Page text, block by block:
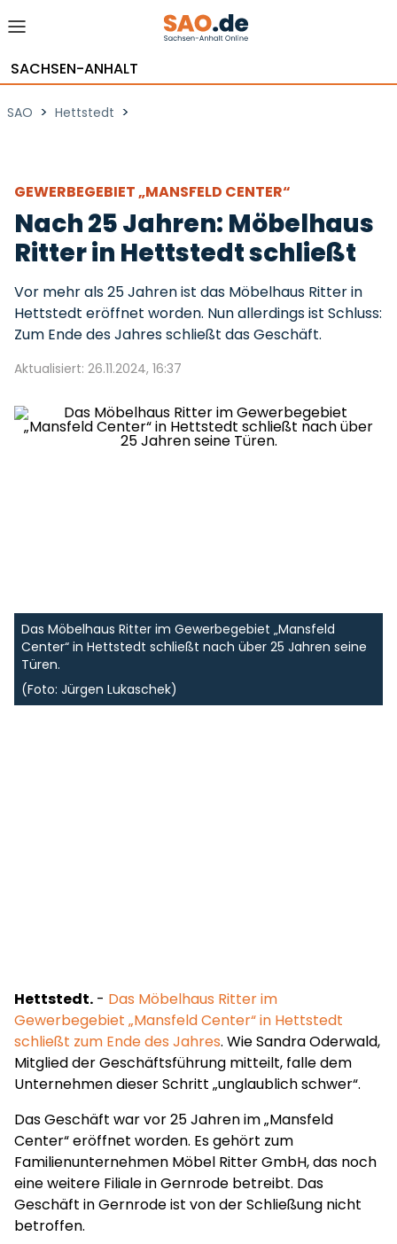
SACHSEN-ANHALT
SAO > Hettstedt >
GEWERBEGEBIET „MANSFELD CENTER“
Nach 25 Jahren: Möbelhaus
Ritter in Hettstedt schließt
Vor mehr als 25 Jahren ist das Möbelhaus Ritter in
Hettstedt eröffnet worden. Nun allerdings ist Schluss:
Zum Ende des Jahres schließt das Geschäft.
Aktualisiert: 26.11.2024, 16:37
Das Möbelhaus Ritter im Gewerbegebiet „Mansfeld
Center“ in Hettstedt schließt nach über 25 Jahren seine
Türen.
(Foto: Jürgen Lukaschek)
Hettstedt. - Das Möbelhaus Ritter im
Gewerbegebiet „Mansfeld Center“ in Hettstedt
schließt zum Ende des Jahres. Wie Sandra Oderwald,
Mitglied der Geschäftsführung mitteilt, falle dem
Unternehmen dieser Schritt „unglaublich schwer“.
Das Geschäft war vor 25 Jahren im „Mansfeld
Center“ eröffnet worden. Es gehört zum
Familienunternehmen Möbel Ritter GmbH, das noch
eine weitere Filiale in Gernrode betreibt. Das
Geschäft in Gernrode ist von der Schließung nicht
betroffen.